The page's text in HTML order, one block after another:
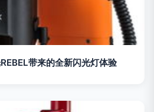
带来的全新闪光灯体验